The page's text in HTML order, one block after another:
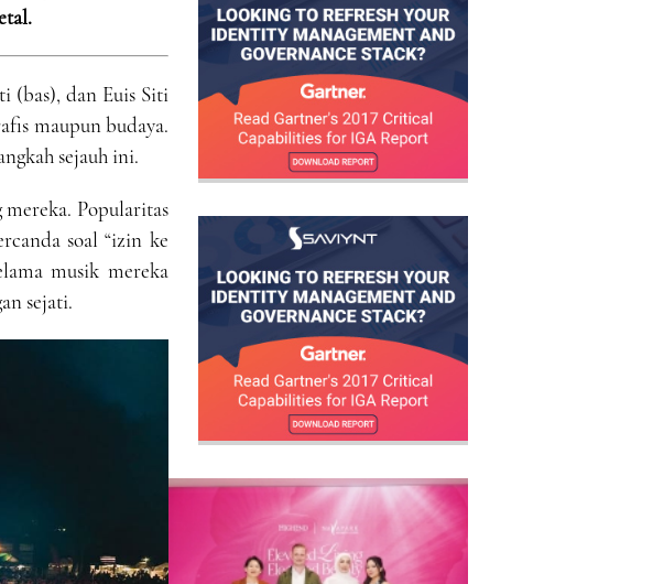
dan Euis Siti
maupun budaya.
sejauh ini.
mereka. Popularitas
soal “izin ke
musik mereka
sejati.